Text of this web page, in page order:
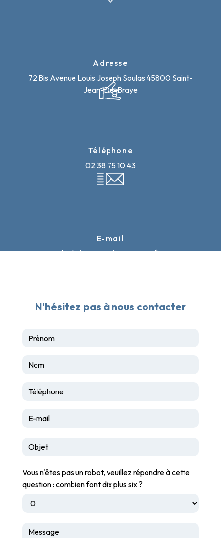
Adresse
72 Bis Avenue Louis Joseph Soulas 45800 Saint-
Jean-De-Braye
Téléphone
02 38 75 10 43
E-mail
techniceauservice@orange.fr
N'hésitez pas à nous contacter
Vous n'êtes pas un robot, veuillez répondre à cette
question : combien font dix plus six ?